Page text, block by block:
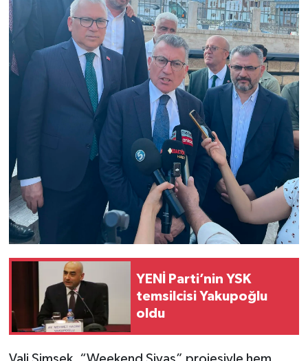
YENİ Parti’nin YSK
temsilcisi Yakupoğlu
oldu